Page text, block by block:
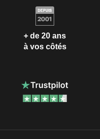
+ de 20 ans
à vos côtés